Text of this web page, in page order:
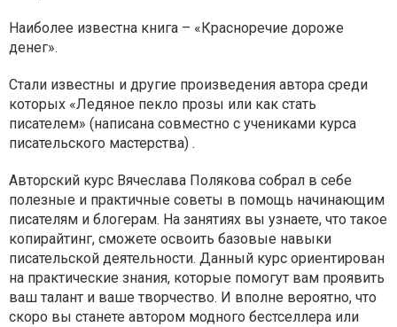
Наиболее известна книга – «Красноречие дороже
денег».
Стали известны и другие произведения автора среди
которых «Ледяное пекло прозы или как стать
писателем» (написана совместно с учениками курса
писательского мастерства) .
Авторский курс Вячеслава Полякова собрал в себе
полезные и практичные советы в помощь начинающим
писателям и блогерам. На занятиях вы узнаете, что такое
копирайтинг, сможете освоить базовые навыки
писательской деятельности. Данный курс ориентирован
на практические знания, которые помогут вам проявить
ваш талант и ваше творчество. И вполне вероятно, что
скоро вы станете автором модного бестселлера или